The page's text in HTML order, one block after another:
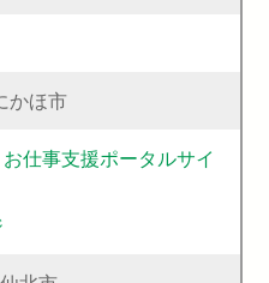
かほ市
仕事支援ポータルサイ